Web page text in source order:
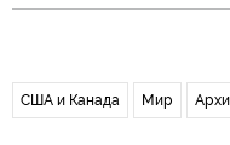
США и Канада Мир